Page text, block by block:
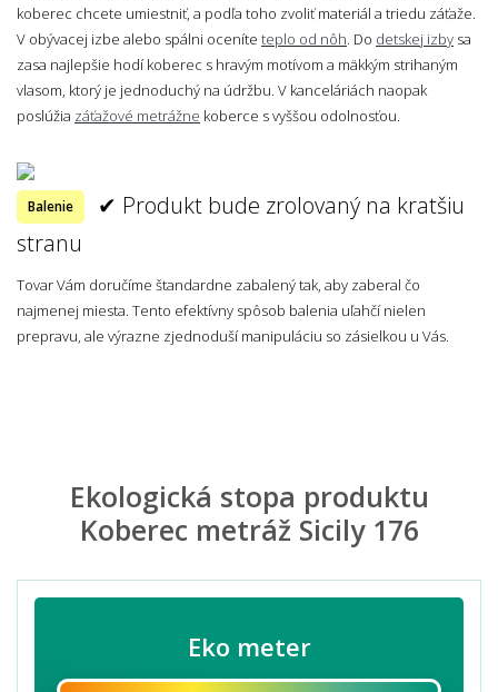
koberec chcete umiestniť, a podľa toho zvoliť materiál a triedu záťaže.
V obývacej izbe alebo spálni oceníte teplo od nôh. Do detskej izby sa
zasa najlepšie hodí koberec s hravým motívom a mäkkým strihaným
vlasom, ktorý je jednoduchý na údržbu. V kanceláriách naopak
poslúžia záťažové metrážne koberce s vyššou odolnosťou.
Balenie
✔ Produkt bude zrolovaný na kratšiu
stranu
Tovar Vám doručíme štandardne zabalený tak, aby zaberal čo
najmenej miesta. Tento efektívny spôsob balenia uľahčí nielen
prepravu, ale výrazne zjednoduší manipuláciu so zásielkou u Vás.
Ekologická stopa produktu
Koberec metráž Sicily 176
Eko meter